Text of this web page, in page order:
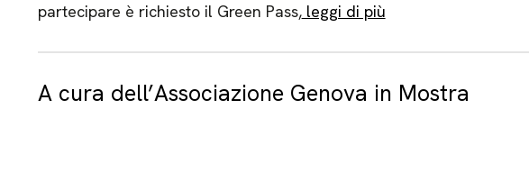
partecipare è richiesto il Green Pass,leggi di più
A cura dell’Associazione Genova in Mostra